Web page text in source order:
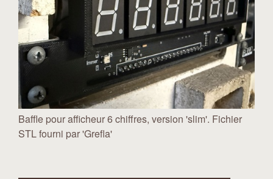
Baffle pour afficheur 6 chiffres, version 'slim'. Fichier
STL fourni par 'Grefla'